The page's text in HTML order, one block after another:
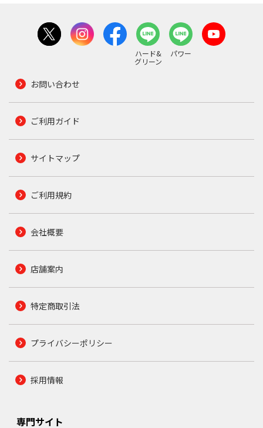
ハード&
グリーン
パワー
お問い合わせ
ご利用ガイド
サイトマップ
ご利用規約
会社概要
店舗案内
特定商取引法
プライバシーポリシー
採用情報
専門サイト